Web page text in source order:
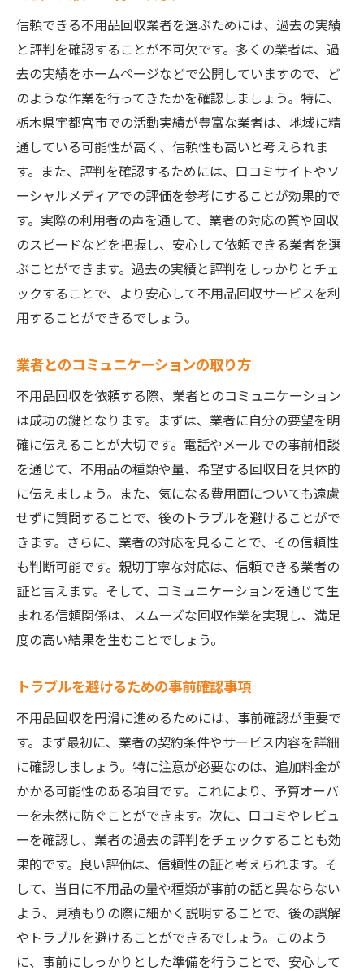
信頼できる不用品回収業者を選ぶためには、過去の実績
と評判を確認することが不可欠です。多くの業者は、過
去の実績をホームページなどで公開していますので、ど
のような作業を行ってきたかを確認しましょう。特に、
栃木県宇都宮市での活動実績が豊富な業者は、地域に精
通している可能性が高く、信頼性も高いと考えられま
す。また、評判を確認するためには、口コミサイトやソ
ーシャルメディアでの評価を参考にすることが効果的で
す。実際の利用者の声を通して、業者の対応の質や回収
のスピードなどを把握し、安心して依頼できる業者を選
ぶことができます。過去の実績と評判をしっかりとチェ
ックすることで、より安心して不用品回収サービスを利
用することができるでしょう。
業者とのコミュニケーションの取り方
不用品回収を依頼する際、業者とのコミュニケーション
は成功の鍵となります。まずは、業者に自分の要望を明
確に伝えることが大切です。電話やメールでの事前相談
を通じて、不用品の種類や量、希望する回収日を具体的
に伝えましょう。また、気になる費用面についても遠慮
せずに質問することで、後のトラブルを避けることがで
きます。さらに、業者の対応を見ることで、その信頼性
も判断可能です。親切丁寧な対応は、信頼できる業者の
証と言えます。そして、コミュニケーションを通じて生
まれる信頼関係は、スムーズな回収作業を実現し、満足
度の高い結果を生むことでしょう。
トラブルを避けるための事前確認事項
不用品回収を円滑に進めるためには、事前確認が重要で
す。まず最初に、業者の契約条件やサービス内容を詳細
に確認しましょう。特に注意が必要なのは、追加料金が
かかる可能性のある項目です。これにより、予算オーバ
ーを未然に防ぐことができます。次に、口コミやレビュ
ーを確認し、業者の過去の評判をチェックすることも効
果的です。良い評価は、信頼性の証と考えられます。そ
して、当日に不用品の量や種類が事前の話と異ならない
よう、見積もりの際に細かく説明することで、後の誤解
やトラブルを避けることができるでしょう。このよう
に、事前にしっかりとした準備を行うことで、安心して